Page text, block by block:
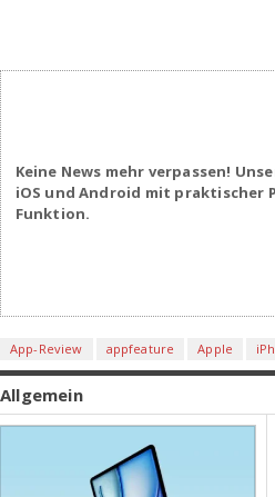
Keine News mehr verpassen!
iOS und Android mit praktischer
Funktion.
App-Review appfeature Apple
Allgemein